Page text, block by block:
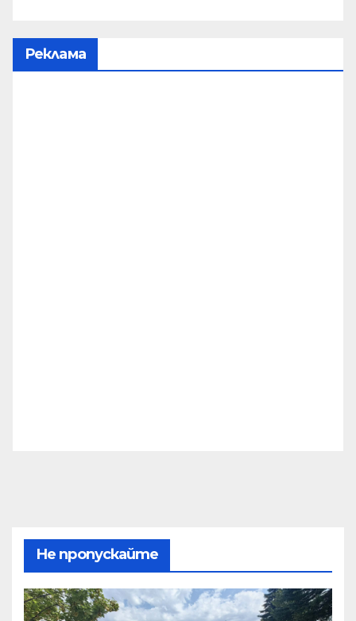
Реклама
Не пропускайте